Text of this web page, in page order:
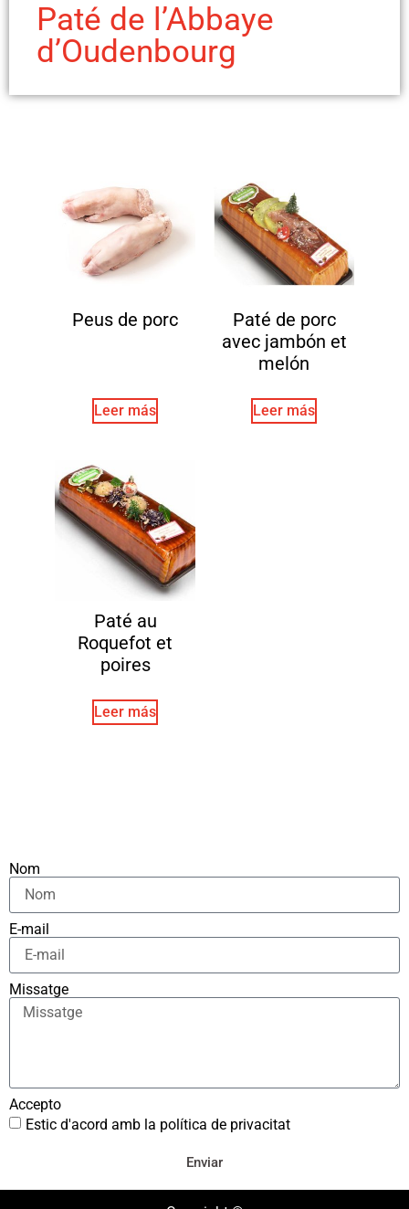
Paté de l’Abbaye
d’Oudenbourg
Peus de porc
Leer más
Paté de porc
avec jambón et
melón
Leer más
Paté au
Roquefot et
poires
Leer más
Nom
E-mail
Missatge
Accepto
Estic d'acord amb la política de privacitat
Enviar